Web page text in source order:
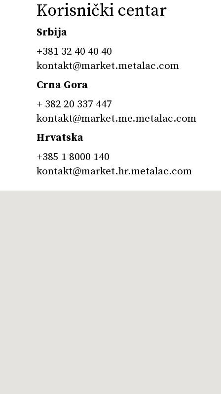
Korisnički centar
Srbija
+381 32 40 40 40
kontakt@market.metalac.com
Crna Gora
+ 382 20 337 447
kontakt@market.me.metalac.com
Hrvatska
+385 1 8000 140
kontakt@market.hr.metalac.com